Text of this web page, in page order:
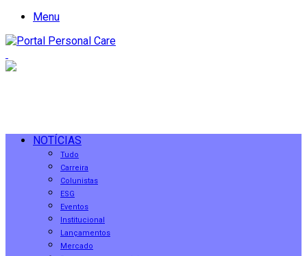
Menu
NOTÍCIAS
Tudo
Carreira
Colunistas
ESG
Eventos
Institucional
Lançamentos
Mercado